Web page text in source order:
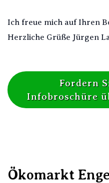
Ich freue mich auf Ihren
Herzliche Grüße Jürgen
Fordern
Infobroschüre
Ökomarkt